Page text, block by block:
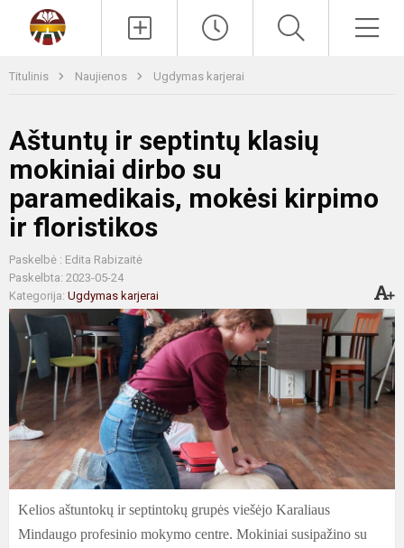
Titulinis Naujienos Ugdymas karjerai
Aštuntų ir septintų klasių
mokiniai dirbo su
paramedikais, mokėsi kirpimo
ir floristikos
Paskelbė : Edita Rabizaitė
Paskelbta: 2023-05-24
Kategorija: Ugdymas karjerai
Kelios aštuntokų ir septintokų grupės viešėjo Karaliaus
Mindaugo profesinio mokymo centre. Mokiniai susipažino su